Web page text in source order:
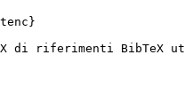
}
di riferimenti